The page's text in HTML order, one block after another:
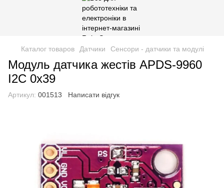
Каталог товаров Датчики Сенсори - датчики та модулі
Модуль датчика жестів APDS-9960
I2C 0х39
Артикул: 001513 Написати відгук